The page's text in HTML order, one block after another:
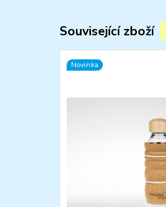
Související zboží
Novinka